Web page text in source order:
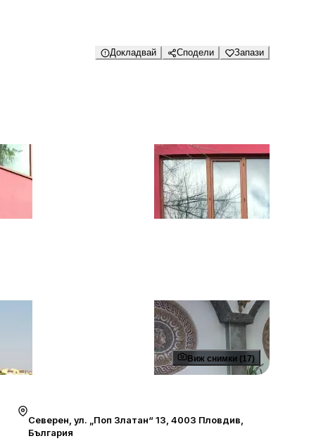
Докладвай Сподели Запази
Виж снимки (17)
Северен, ул. „Поп Златан“ 13, 4003 Пловдив,
България